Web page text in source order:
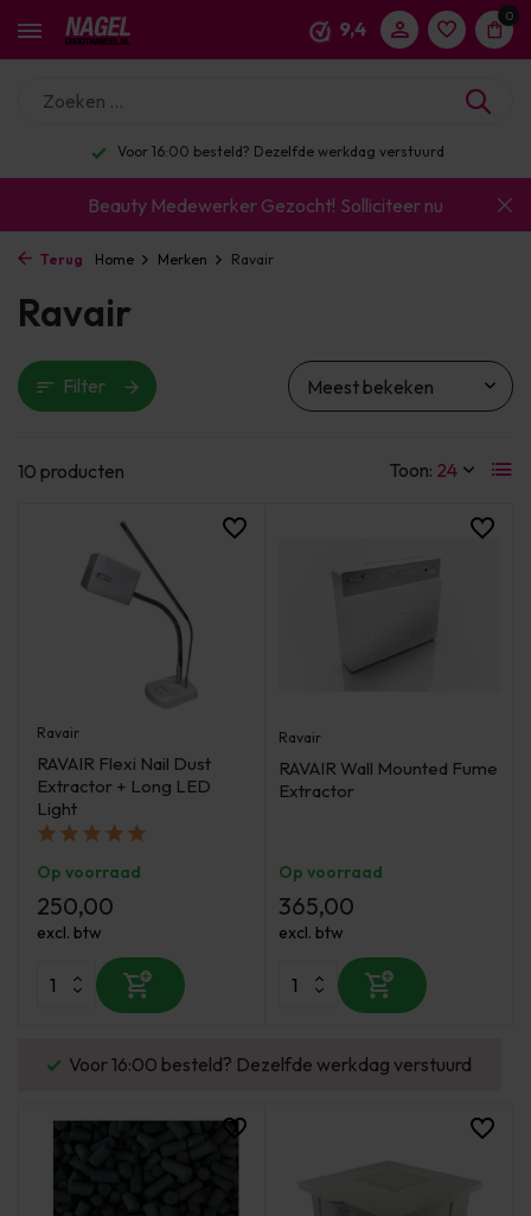
9,4
0
Voor 16:00 besteld? Dezelfde werkdag verstuurd
Beauty Medewerker Gezocht! Solliciteer nu
Terug Home Merken Ravair
Ravair
Filter
10 producten Toon:
Ravair
RAVAIR Flexi Nail Dust
Extractor + Long LED
Light
Op voorraad
250,00
excl. btw
Ravair
RAVAIR Wall Mounted Fume
Extractor
Op voorraad
365,00
excl. btw
Voor 16:00 besteld? Dezelfde werkdag verstuurd